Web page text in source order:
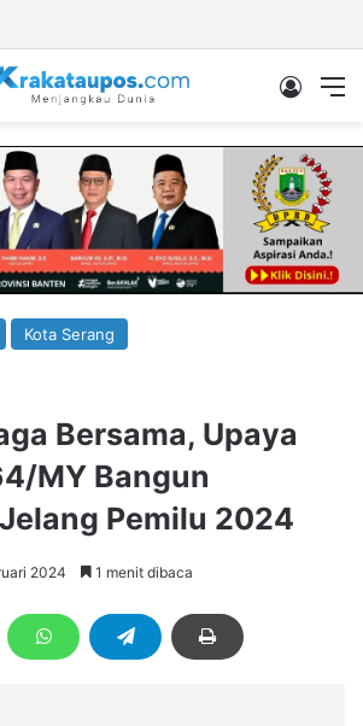
Log In
Kota Serang
Bersama, Upaya
MY Bangun
Pemilu 2024
2024 1 menit dibaca